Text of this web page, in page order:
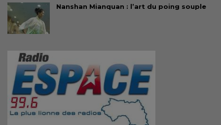
Nanshan Mianquan : l’art du poing souple